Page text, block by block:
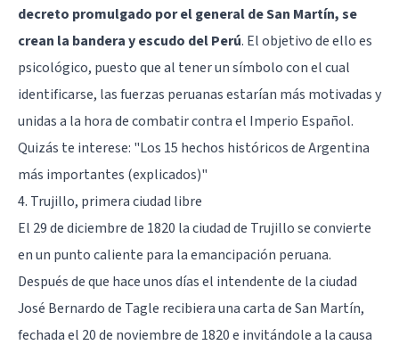
decreto promulgado por el general de San Martín, se
crean la bandera y escudo del Perú. El objetivo de ello es
psicológico, puesto que al tener un símbolo con el cual
identificarse, las fuerzas peruanas estarían más motivadas y
unidas a la hora de combatir contra el Imperio Español.
Quizás te interese: "Los 15 hechos históricos de Argentina
más importantes (explicados)"
4. Trujillo, primera ciudad libre
El 29 de diciembre de 1820 la ciudad de Trujillo se convierte
en un punto caliente para la emancipación peruana.
Después de que hace unos días el intendente de la ciudad
José Bernardo de Tagle recibiera una carta de San Martín,
fechada el 20 de noviembre de 1820 e invitándole a la causa